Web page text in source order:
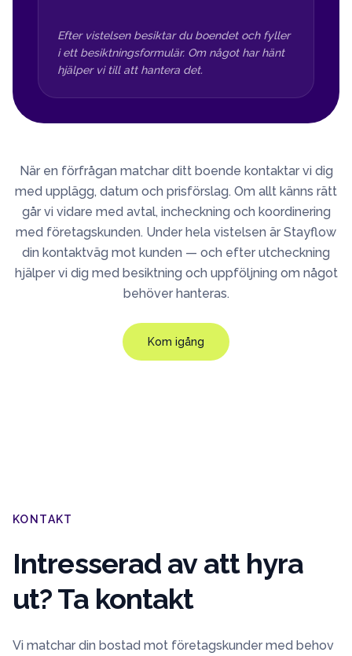
Efter vistelsen besiktar du boendet och fyller
i ett besiktningsformulär. Om något har hänt
hjälper vi till att hantera det.
När en förfrågan matchar ditt boende kontaktar vi dig
med upplägg, datum och prisförslag. Om allt känns rätt
går vi vidare med avtal, incheckning och koordinering
med företagskunden. Under hela vistelsen är Stayflow
din kontaktväg mot kunden — och efter utcheckning
hjälper vi dig med besiktning och uppföljning om något
behöver hanteras.
Kom igång
KONTAKT
Intresserad av att hyra
ut? Ta kontakt
Vi matchar din bostad mot företagskunder med behov